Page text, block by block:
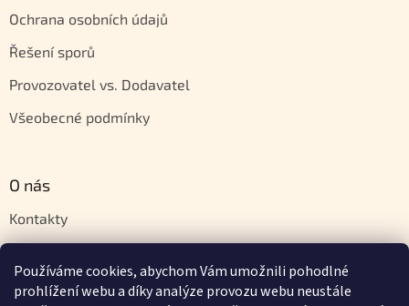
Používáme cookies, abychom Vám umožnili pohodlné
prohlížení webu a díky analýze provozu webu neustále
Ochrana osobních údajů
Řešení sporů
Provozovatel vs. Dodavatel
Všeobecné podmínky
O nás
Kontakty
Napište nám